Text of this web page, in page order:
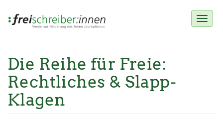
Direkt
zum
Inhalt
Toggle
Die Reihe für Freie:
Rechtliches & Slapp-
Klagen